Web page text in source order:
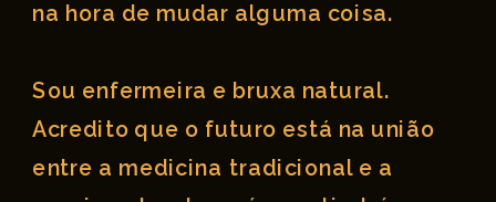
na hora de mudar alguma coisa.
Sou enfermeira e bruxa natural.
Acredito que o futuro está na união
entre a medicina tradicional e a